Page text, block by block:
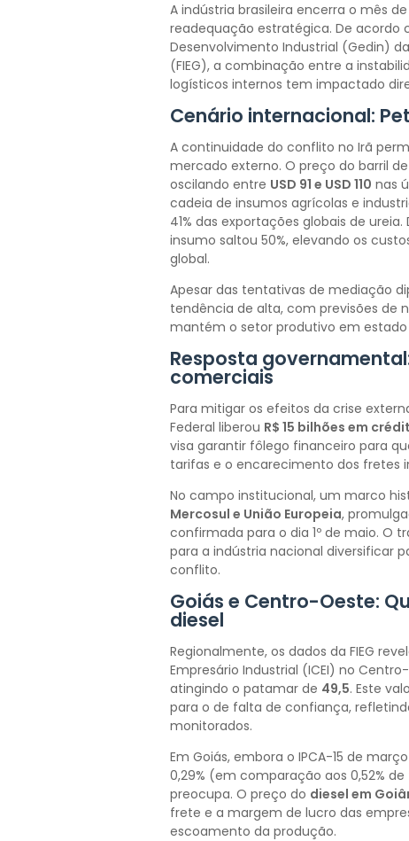
A indústria brasileira encerra o mês
readequação estratégica. De acordo
Desenvolvimento Industrial (Gedin)
(FIEG), a combinação entre a
logísticos internos tem impactado
Cenário internacional:
A continuidade do conflito no Irã
mercado externo. O preço do barril
oscilando entre USD 91 e USD 110 nas
cadeia de insumos agrícolas e
41% das exportações globais de
insumo saltou 50%, elevando os
global.
Apesar das tentativas de mediação
tendência de alta, com previsões de
mantém o setor produtivo em
Resposta
comerciais
Para mitigar os efeitos da crise
Federal liberou R$ 15 bilhões em
visa garantir fôlego financeiro para
tarifas e o encarecimento dos fretes
No campo institucional, um marco
Mercosul e União Europeia,
confirmada para o dia 1º de maio. O
para a indústria nacional diversificar
conflito.
Goiás e Centro-Oeste:
diesel
Regionalmente, os dados da FIEG
Empresário Industrial (ICEI) no
atingindo o patamar de 49,5. Este
para o de falta de confiança,
monitorados.
Em Goiás, embora o IPCA-15 de
0,29% (em comparação aos 0,52%
preocupa. O preço do diesel em
frete e a margem de lucro das
escoamento da produção.